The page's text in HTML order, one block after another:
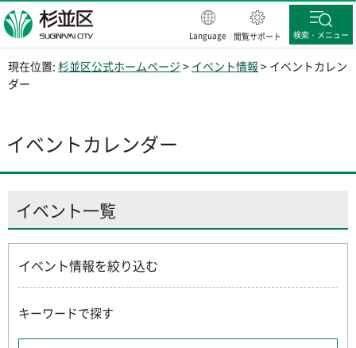
杉並区
Language 閲覧サポート 検索・メニュー
現在位置: 杉並区公式ホームページ > イベント情報 > イベントカレン
ダー
イベントカレンダー
イベント一覧
イベント情報を絞り込む
キーワードで探す